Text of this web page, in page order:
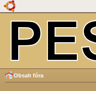
Obsah fóra